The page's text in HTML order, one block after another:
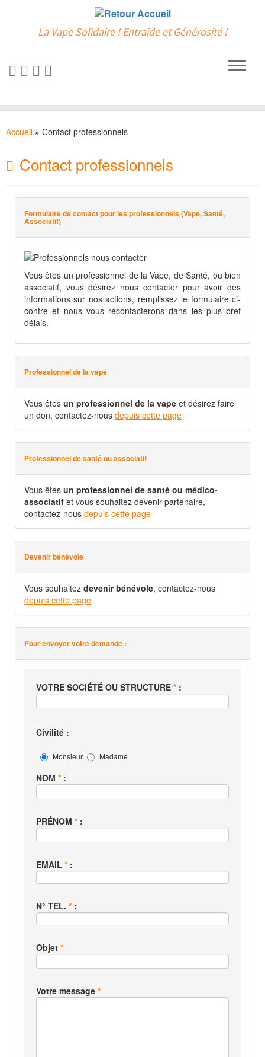
au
La Vape Solidaire ! Entraide et Générosité !
Accueil » Contact professionnels
Contact professionnels
Formulaire de contact pour les professionnels (Vape, Santé,
Associatif)
Vous êtes un professionnel de la Vape, de Santé, ou bien
associatif, vous désirez nous contacter pour avoir des
informations sur nos actions, remplissez le formulaire ci-
contre et nous vous recontacterons dans les plus bref
délais.
Professionnel de la vape
Vous êtes un professionnel de la vape et désirez faire
un don, contactez-nous depuis cette page
Professionnel de santé ou associatif
Vous êtes un professionnel de santé ou médico-
associatif et vous souhaitez devenir partenaire,
contactez-nous depuis cette page
Devenir bénévole
Vous souhaitez devenir bénévole, contactez-nous
depuis cette page
Pour envoyer votre demande :
VOTRE SOCIÉTÉ OU STRUCTURE * :
Civilité :
Monsieur Madame
NOM * :
PRÉNOM * :
EMAIL * :
N° TEL. * :
Objet *
Votre message *